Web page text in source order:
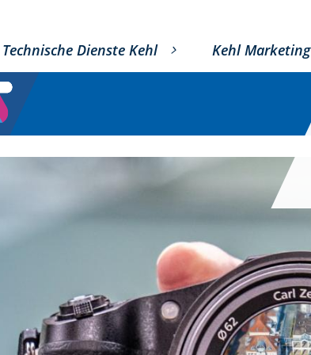
Technische Dienste Kehl Kehl Marketing